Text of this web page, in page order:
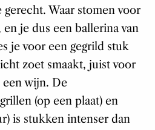
gerecht. Waar stomen voor
je dus een ballerina van
je voor een gegrild stuk
zoet smaakt, juist voor
een wijn. De
(op een plaat) en
is stukken intenser dan